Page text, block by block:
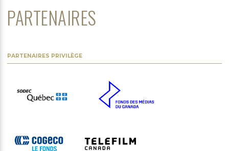
PARTENAIRES
PARTENAIRES PRIVILÈGE